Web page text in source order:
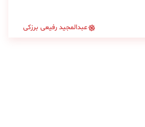
عبدالمجید رفیعی برزکی